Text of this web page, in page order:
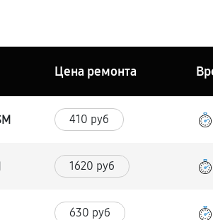
Цена ремонта
410 руб
1620 руб
630 руб